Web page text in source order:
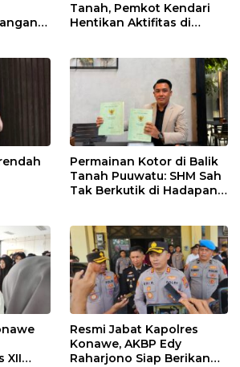
Tanah, Pemkot Kendari
Hentikan Aktifitas di
Permainan Kotor di Balik
Tanah Puuwatu: SHM Sah
Tak Berkutik di Hadapan
XII
Resmi Jabat Kapolres
Konawe, AKBP Edy
Raharjono Siap Berikan